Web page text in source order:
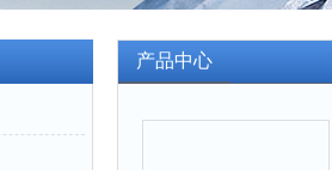
产品中心